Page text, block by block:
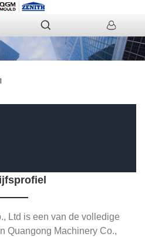
Ltd is een van de volledige
Quangong Machinery Co.,